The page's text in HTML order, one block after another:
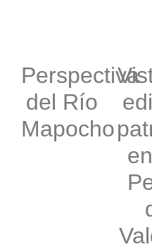
Perspectiva
del Río
Mapocho